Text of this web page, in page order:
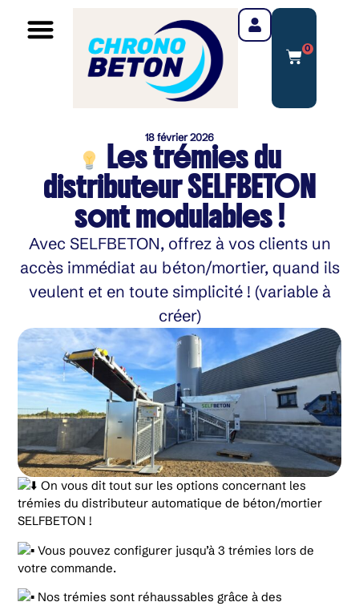
0
18 février 2026
Les trémies du
distributeur SELFBETON
sont modulables !
Avec SELFBETON, offrez à vos clients un
accès immédiat au béton/mortier, quand ils
veulent et en toute simplicité ! (variable à
créer)
On vous dit tout sur les options concernant les
trémies du distributeur automatique de béton/mortier
SELFBETON !
Vous pouvez configurer jusqu’à 3 trémies lors de
votre commande.
Nos trémies sont réhaussables grâce à des